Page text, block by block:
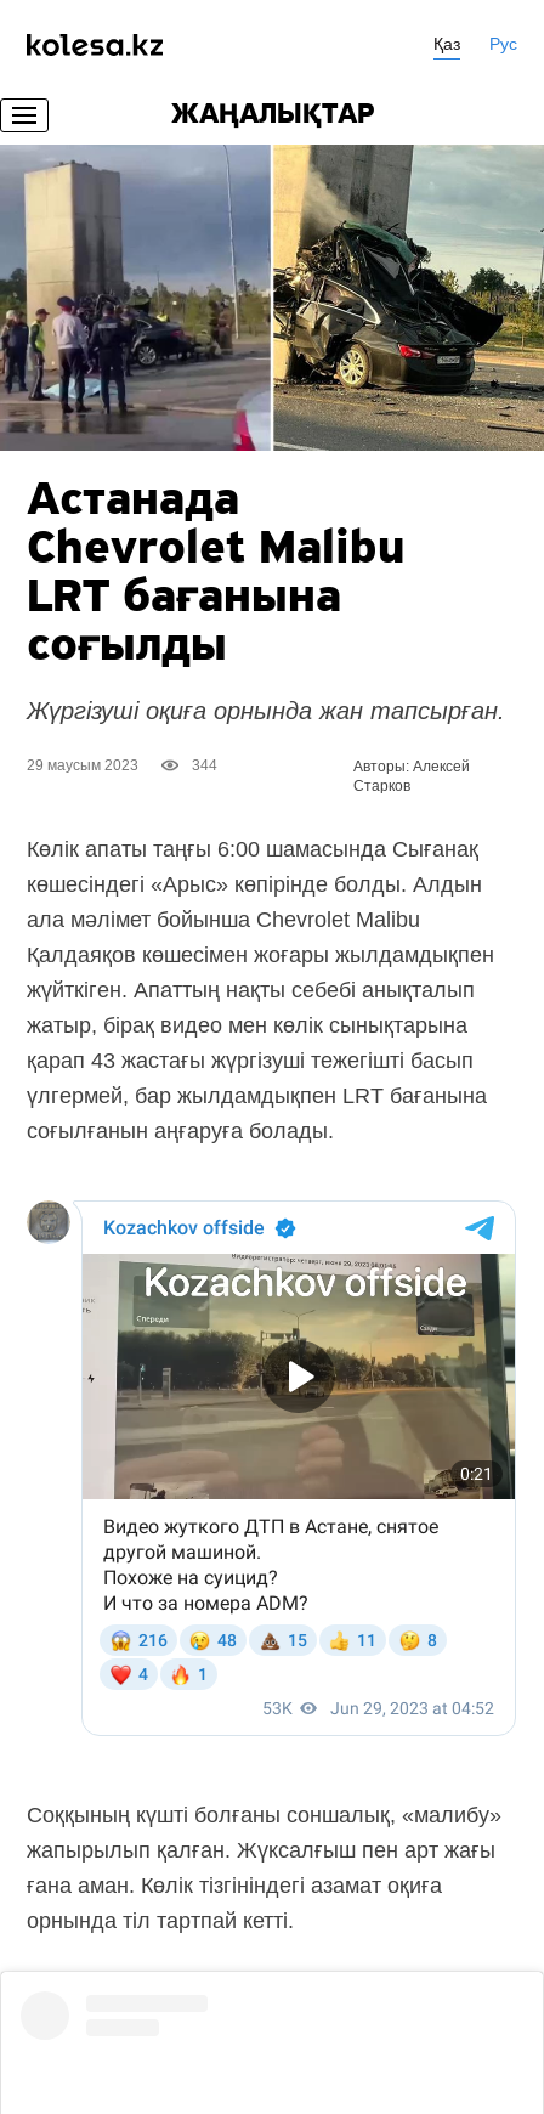
Қаз Рус
ЖАҢАЛЫҚТАР
Астанада
Chevrolet Malibu
LRT бағанына
соғылды
Жүргізуші оқиға орнында жан тапсырған.
29 маусым 2023 344
Авторы: Алексей
Старков
Көлік апаты таңғы 6:00 шамасында Сығанақ
көшесіндегі «Арыс» көпірінде болды. Алдын
ала мәлімет бойынша Chevrolet Malibu
Қалдаяқов көшесімен жоғары жылдамдықпен
жүйткіген. Апаттың нақты себебі анықталып
жатыр, бірақ видео мен көлік сынықтарына
қарап 43 жастағы жүргізуші тежегішті басып
үлгермей, бар жылдамдықпен LRT бағанына
соғылғанын аңғаруға болады.
Соққының күшті болғаны соншалық, «малибу»
жапырылып қалған. Жүксалғыш пен арт жағы
ғана аман. Көлік тізгініндегі азамат оқиға
орнында тіл тартпай кетті.